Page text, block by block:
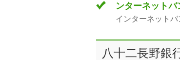
ンターネット
インターネット
八十二長野銀